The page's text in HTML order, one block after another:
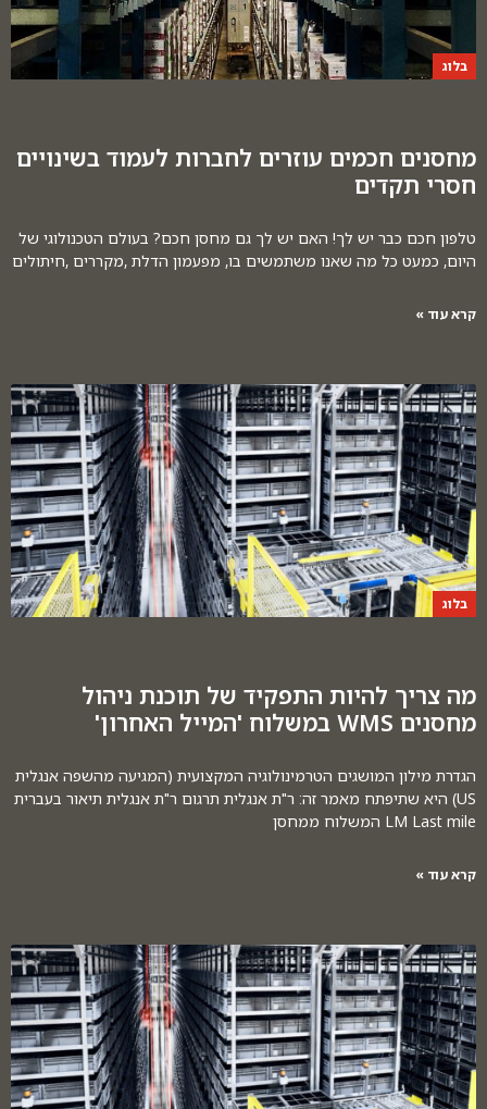
בלוג
מחסנים חכמים עוזרים לחברות לעמוד בשינויים
חסרי תקדים
טלפון חכם כבר יש לך! האם יש לך גם מחסן חכם? בעולם הטכנולוגי של
היום, כמעט כל מה שאנו משתמשים בו, מפעמון הדלת ,מקררים ,חיתולים
קרא עוד »
בלוג
מה צריך להיות התפקיד של תוכנת ניהול
מחסנים WMS במשלוח 'המייל האחרון'
הגדרת מילון המושגים הטרמינולוגיה המקצועית (המגיעה מהשפה אנגלית
US) היא שתיפתח מאמר זה: ר"ת אנגלית תרגום ר"ת אנגלית תיאור בעברית
LM Last mile המשלוח ממחסן
קרא עוד »